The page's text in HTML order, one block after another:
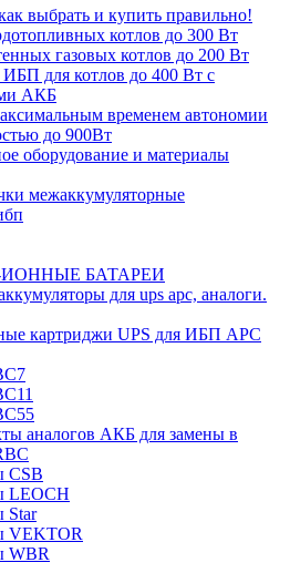
выбрать и купить правильно!
котлов до 300 Вт
газовых котлов до 200 Вт
для котлов до 400 Вт с
АКБ
временем автономии
до 900Вт
оборудование и материалы
межаккумуляторные
ИОННЫЕ БАТАРЕИ
для ups apc, аналоги.
картриджи UPS для ИБП APC
аналогов АКБ для замены в
CSB
LEOCH
Star
VEKTOR
WBR